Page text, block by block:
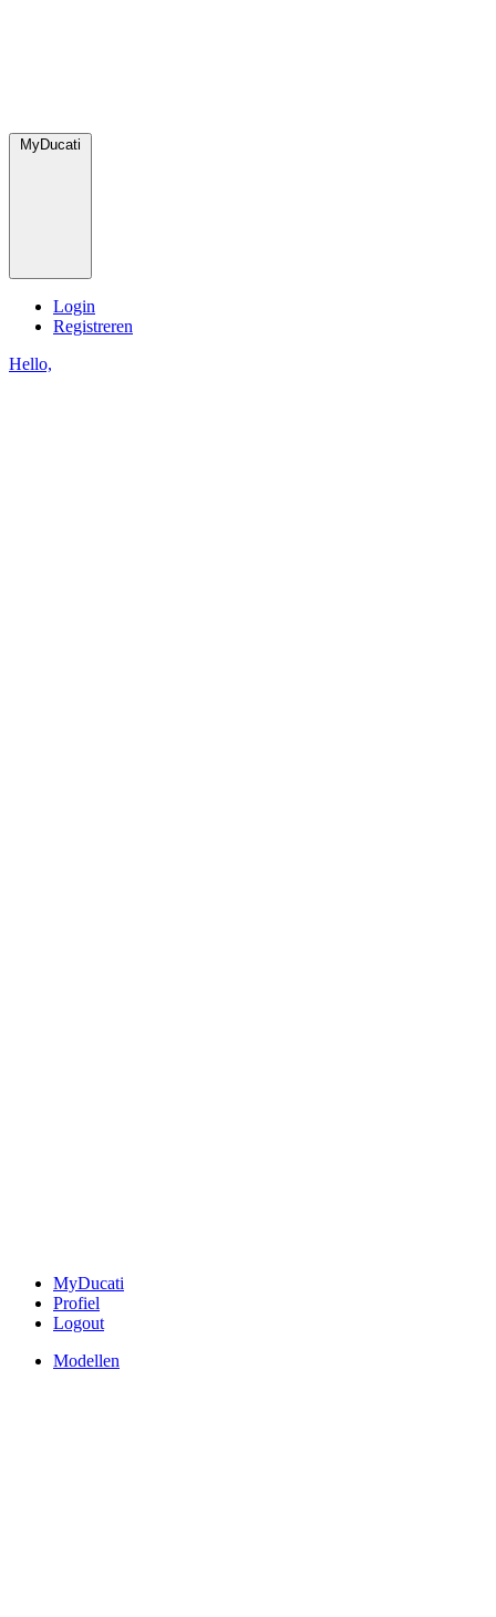
MyDucati
Login
Registreren
Hello,
MyDucati
Profiel
Logout
Modellen